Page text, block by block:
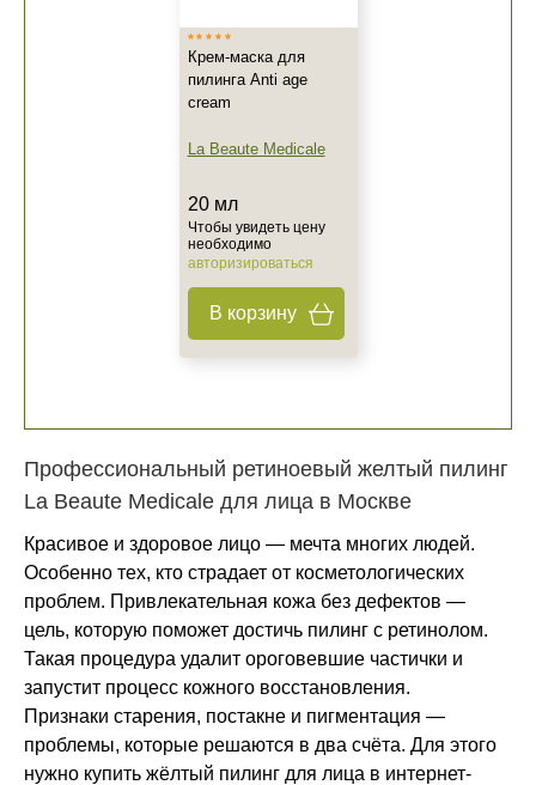
Крем-маска для
пилинга Anti age
cream
La Beaute Medicale
20 мл
Чтобы увидеть цену
необходимо
авторизироваться
В корзину
Профессиональный ретиноевый желтый пилинг
La Beaute Medicale для лица в Москве
Красивое и здоровое лицо — мечта многих людей.
Особенно тех, кто страдает от косметологических
проблем. Привлекательная кожа без дефектов —
цель, которую поможет достичь пилинг с ретинолом.
Такая процедура удалит ороговевшие частички и
запустит процесс кожного восстановления.
Признаки старения, постакне и пигментация —
проблемы, которые решаются в два счёта. Для этого
нужно купить жёлтый пилинг для лица в интернет-